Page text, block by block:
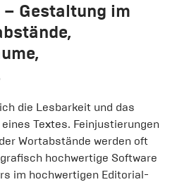
– Gestaltung im
die Lesbarkeit und das
Textes. Feinjustierungen
Wortabstände werden oft
hochwertige Software
im hochwertigen Editorial-